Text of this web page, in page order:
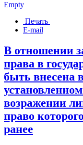
Empty
Печать
E-mail
В отношении
права в
быть внесена
возражении
право
ранее